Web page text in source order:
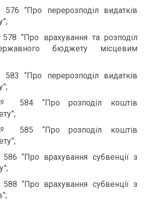
“Про перерозподіл видатків
“Про врахування та розподіл
бюджету місцевим
“Про перерозподіл видатків
584 “Про розподіл коштів
585 “Про розподіл коштів
“Про врахування субвенції з
“Про врахування субвенції з